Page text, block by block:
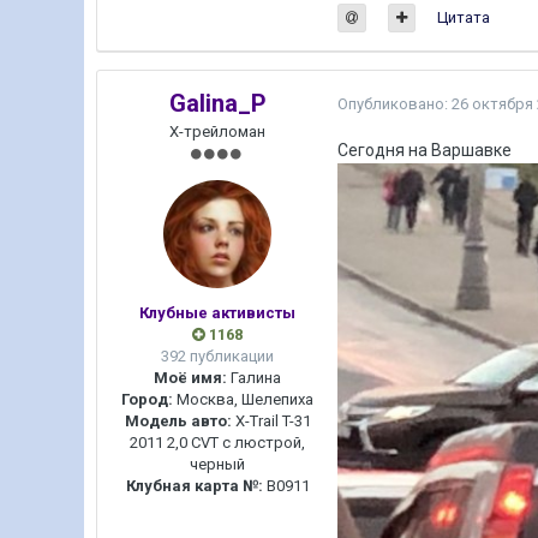
Цитата
Galina_P
Х-трейломан
Клубные активисты
1168
392 публикации
Моё имя: Галина
Город: Москва, Шелепиха
Модель авто: X-Trail T-31
2011 2,0 CVT с люстрой,
черный
Клубная карта №: B0911
Опубликовано: 26 октября
Сегодня на Варшавке